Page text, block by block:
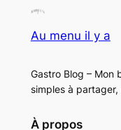
Au menu il y a
Gastro Blog – Mon
simples à
À propos